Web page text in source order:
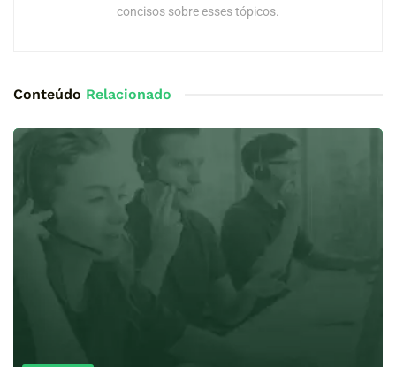
concisos sobre esses tópicos.
Conteúdo Relacionado